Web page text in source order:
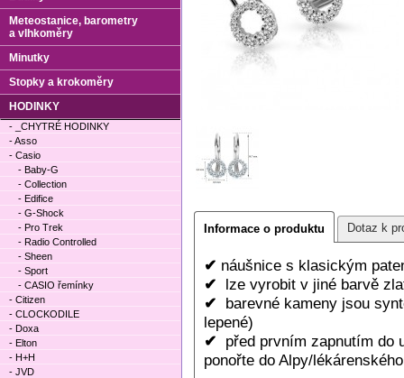
Informace o produktu Dotaz k
✔ náušnice s klasickým
✔ lze vyrobit v jiné barvě
✔ barevné kameny jsou
lepené)
✔ před prvním zapnutím do
ponořte do Alpy/
Meteostanice, barometry
a vlhkoměry
Minutky
Stopky a krokoměry
HODINKY
- _CHYTRÉ HODINKY
- Asso
- Casio
- Baby-G
- Collection
- Edifice
- G-Shock
- Pro Trek
- Radio Controlled
- Sheen
- Sport
- CASIO řemínky
- Citizen
- CLOCKODILE
- Doxa
- Elton
- H+H
- JVD